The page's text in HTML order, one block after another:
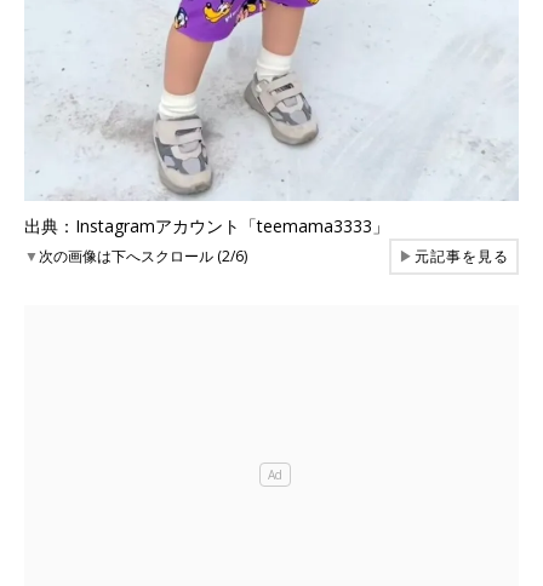
出典：Instagramアカウント「teemama3333」
▼次の画像は下へスクロール (2/6) ▶元記事を見る